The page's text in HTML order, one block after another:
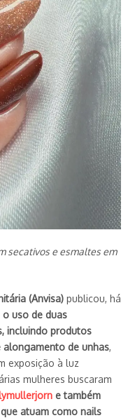
secativos e esmaltes em
(Anvisa) publicou, há
uso de duas
incluindo produtos
de unhas,
exposição à luz
mulheres buscaram
e também
atuam como nails